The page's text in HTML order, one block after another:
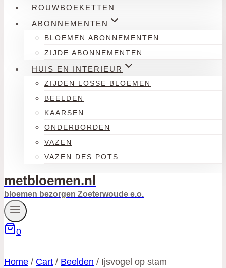
ROUWBOEKETTEN
ABONNEMENTEN
BLOEMEN ABONNEMENTEN
ZIJDE ABONNEMENTEN
HUIS EN INTERIEUR
ZIJDEN LOSSE BLOEMEN
BEELDEN
KAARSEN
ONDERBORDEN
VAZEN
VAZEN DES POTS
metbloemen.nl
bloemen bezorgen Zoeterwoude e.o.
0
Home / Cart / Beelden / Ijsvogel op stam